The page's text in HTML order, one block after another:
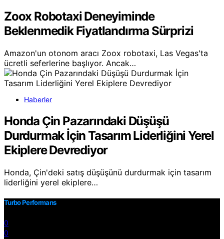
Zoox Robotaxi Deneyiminde
Beklenmedik Fiyatlandırma Sürprizi
Amazon'un otonom aracı Zoox robotaxi, Las Vegas'ta
ücretli seferlerine başlıyor. Ancak…
Haberler
Honda Çin Pazarındaki Düşüşü
Durdurmak İçin Tasarım Liderliğini Yerel
Ekiplere Devrediyor
Honda, Çin'deki satış düşüşünü durdurmak için tasarım
liderliğini yerel ekiplere…
Turbo Performans
0
0